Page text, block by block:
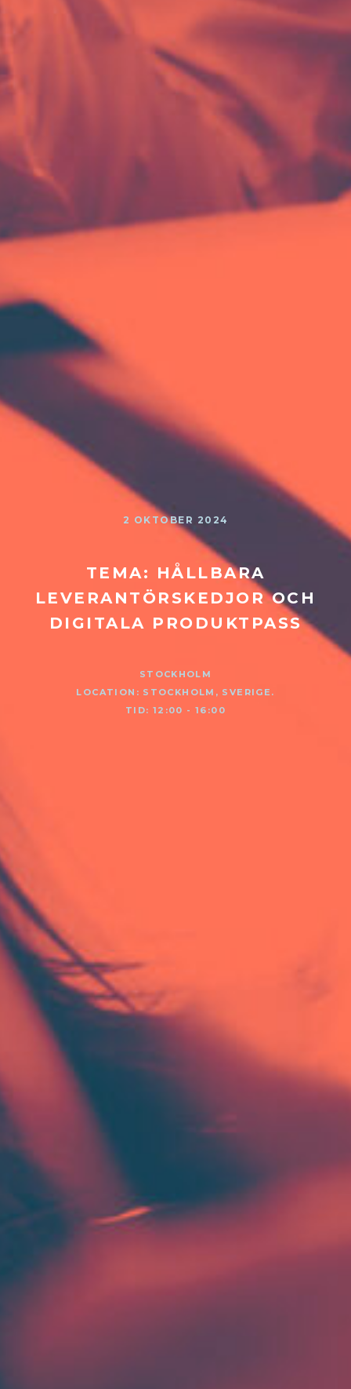
2 OKTOBER 2024
TEMA: HÅLLBARA
LEVERANTÖRSKEDJOR OCH
DIGITALA PRODUKTPASS
STOCKHOLM
LOCATION: STOCKHOLM, SVERIGE.
TID: 12:00 - 16:00